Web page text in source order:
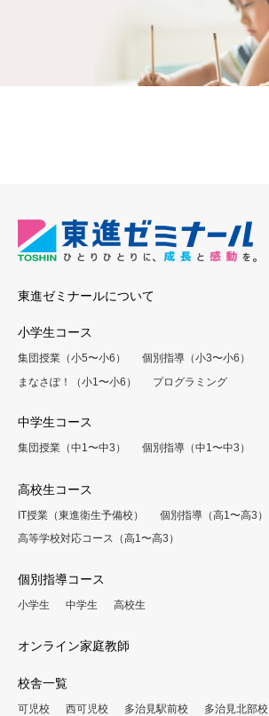
東進ゼミナールについて
小学生コース
集団授業（小5〜小6）
個別指導（小3〜小6）
まなさぽ！（小1〜小6）
プログラミング
中学生コース
集団授業（中1〜中3） 個別指導（中1〜中3）
高校生コース
IT授業（東進衛生予備校）
個別指導（高1〜高3）
高等学校対応コース（高1〜高3）
個別指導コース
小学生 中学生 高校生
オンライン家庭教師
校舎一覧
可児校 西可児校 多治見駅前校 多治見北部校